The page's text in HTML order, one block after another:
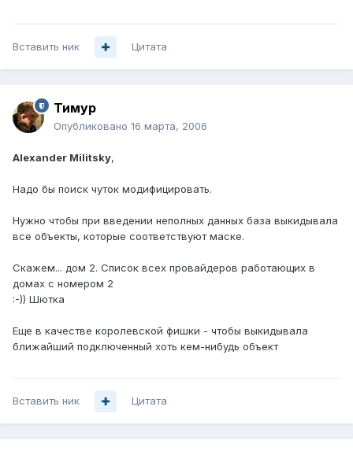
Вставить ник Цитата
Тимур
Опубликовано 16 марта, 2006
Alexander Militsky,
Надо бы поиск чуток модифицировать.
Нужно чтобы при введении неполных данных база выкидывала
все объекты, которые соответствуют маске.
Скажем... дом 2. Список всех провайдеров работающих в
домах с номером 2
:-)) Шютка
Еще в качестве королевской фишки - чтобы выкидывала
ближайший подключенный хоть кем-нибудь объект
Вставить ник Цитата